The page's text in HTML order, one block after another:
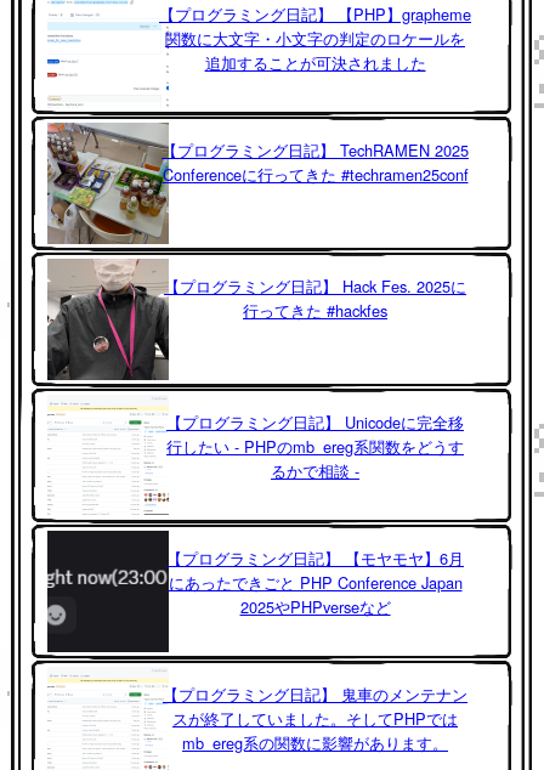
【プログラミング日記】 【PHP】grapheme
関数に大文字・小文字の判定のロケールを
追加することが可決されました
【プログラミング日記】 TechRAMEN 2025
Conferenceに行ってきた #techramen25conf
【プログラミング日記】 Hack Fes. 2025に
行ってきた #hackfes
【プログラミング日記】 Unicodeに完全移
行したい - PHPのmb_ereg系関数をどうす
るかで相談 -
【プログラミング日記】 【モヤモヤ】6月
にあったできごと PHP Conference Japan
2025やPHPverseなど
【プログラミング日記】 鬼車のメンテナン
スが終了していました。そしてPHPでは
mb_ereg系の関数に影響があります。